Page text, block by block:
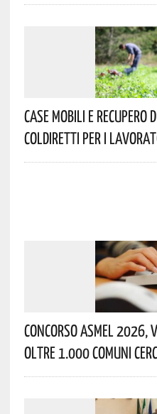
Case Mobili E Recupero
Coldiretti Per I
Concorso Asmel 2026,
Oltre 1.000 Comuni